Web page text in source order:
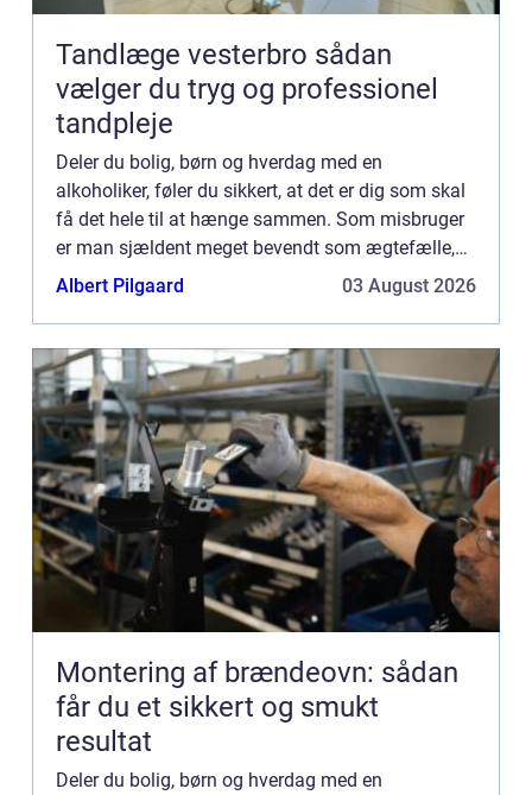
Tandlæge vesterbro sådan
vælger du tryg og professionel
tandpleje
Deler du bolig, børn og hverdag med en
alkoholiker, føler du sikkert, at det er dig som skal
få det hele til at hænge sammen. Som misbruger
er man sjældent meget bevendt som ægtefælle,
kæreste eller f...
Albert Pilgaard 03 August 2026
Montering af brændeovn: sådan
får du et sikkert og smukt
resultat
Deler du bolig, børn og hverdag med en